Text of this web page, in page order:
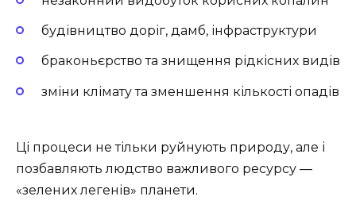
будівництво доріг, дамб, інфраструктури
браконьєрство та знищення рідкісних видів
зміни клімату та зменшення кількості опадів
Ці процеси не тільки руйнують природу, але і
позбавляють людство важливого ресурсу —
«зелених легенів» планети.